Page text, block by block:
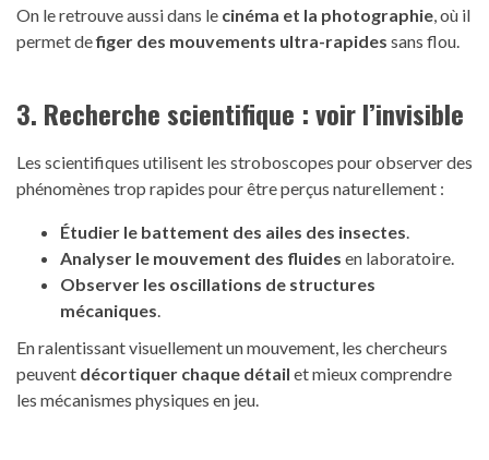
On le retrouve aussi dans le cinéma et la photographie , où il
permet defiger des mouvements ultra-rapides sans flou.
3. Recherche scientifique : voir l’invisible
Les scientifiques utilisent les stroboscopes pour observer des
phénomènes trop rapides pour être perçus naturellement :
Étudier le battement des ailes des insectes
Analyser le mouvement des fluides en laboratoire.
Observer les oscillations de structures
mécaniques
En ralentissant visuellement un mouvement, les chercheurs
peuvent décortiquer chaque détail et mieux comprendre
les mécanismes physiques en jeu.